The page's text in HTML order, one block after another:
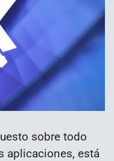
sobre todo
aplicaciones, está